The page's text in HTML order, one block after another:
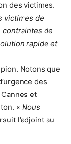
des victimes.
victimes de
contraintes de
rapide et
Notons que
des
et
« Nous
l’adjoint au